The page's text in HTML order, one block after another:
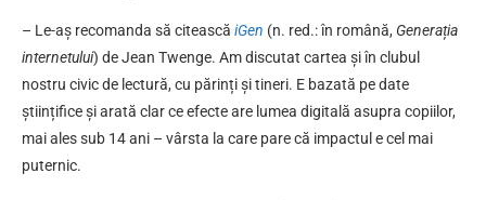
– Le-aș recomanda să citească iGen (n. red.: în română, Generația
internetului) de Jean Twenge. Am discutat cartea și în clubul
nostru civic de lectură, cu părinți și tineri. E bazată pe date
științifice și arată clar ce efecte are lumea digitală asupra copiilor,
mai ales sub 14 ani – vârsta la care pare că impactul e cel mai
puternic.